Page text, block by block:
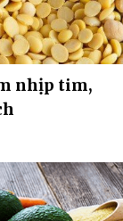
nhịp tim,